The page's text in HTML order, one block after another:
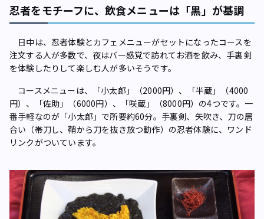
忍者をモチーフに、飲食メニューは「黒」が基調
日中は、忍者体験とカフェメニューがセットになったコースを
注文する人が多数で、夜はバー感覚で訪れてお酒を飲み、手裏剣
を体験したりして楽しむ人が多いそうです。
コースメニューは、「小太郎」（2000円）、「半蔵」（4000
円）、「佐助」（6000円）、「咲蔵」（8000円）の4つです。一
番手軽なのが「小太郎」で所要約60分。手裏剣、矢吹き、刀の居
合い（帯刀し、鞘から刀を抜き放つ動作）の忍者体験に、ワンド
リンクがついています。